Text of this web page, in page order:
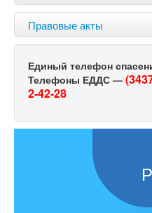
Правовые акты
Единый телефон
Телефоны ЕДДС —
2-42-28